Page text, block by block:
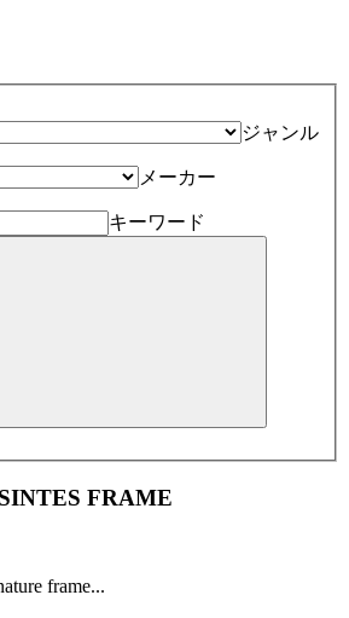
ジャンル
メーカー
キーワード
FRAME
frame...